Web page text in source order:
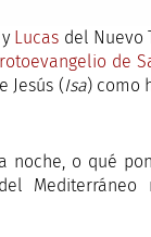
y Lucas del Nuevo
de
Jesús (Isa) como
noche, o qué
Mediterráneo